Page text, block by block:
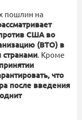
пошлин на
США во
(ВТО) в
странами. Кроме
что
после введения